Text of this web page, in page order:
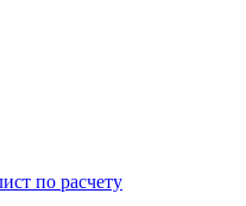
по расчету